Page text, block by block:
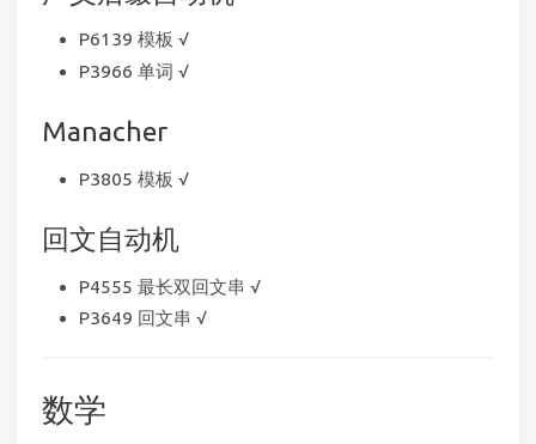
P6139 模板 √
P3966 单词 √
Manacher
P3805 模板 √
回文自动机
P4555 最长双回文串 √
P3649 回文串 √
数学